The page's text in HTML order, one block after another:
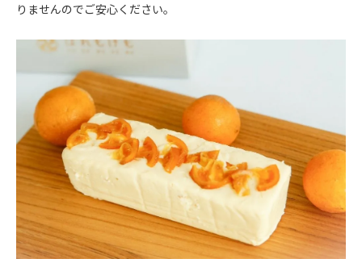
りませんのでご安心ください。